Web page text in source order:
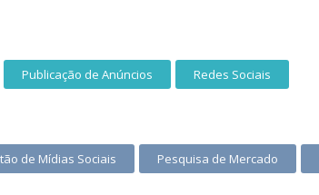
Publicação de Anúncios Redes Sociais
de Mídias Sociais Pesquisa de Mercado